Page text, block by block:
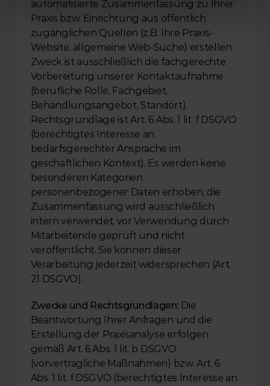
automatisierte Zusammenfassung zu Ihrer
Praxis bzw. Einrichtung aus öffentlich
zugänglichen Quellen (z.B. Ihre Praxis-
Website, allgemeine Web-Suche) erstellen.
Zweck ist ausschließlich die fachgerechte
Vorbereitung unserer Kontaktaufnahme
(berufliche Rolle, Fachgebiet,
Behandlungsangebot, Standort).
Rechtsgrundlage ist Art. 6 Abs. 1 lit. f DSGVO
(berechtigtes Interesse an
bedarfsgerechter Ansprache im
geschäftlichen Kontext). Es werden keine
besonderen Kategorien
personenbezogener Daten erhoben; die
Zusammenfassung wird ausschließlich
intern verwendet, vor Verwendung durch
Mitarbeitende geprüft und nicht
veröffentlicht. Sie können dieser
Verarbeitung jederzeit widersprechen (Art.
21 DSGVO).
Zwecke und Rechtsgrundlagen: Die
Beantwortung Ihrer Anfragen und die
Erstellung der Praxisanalyse erfolgen
gemäß Art. 6 Abs. 1 lit. b DSGVO
(vorvertragliche Maßnahmen) bzw. Art. 6
Abs. 1 lit. f DSGVO (berechtigtes Interesse an